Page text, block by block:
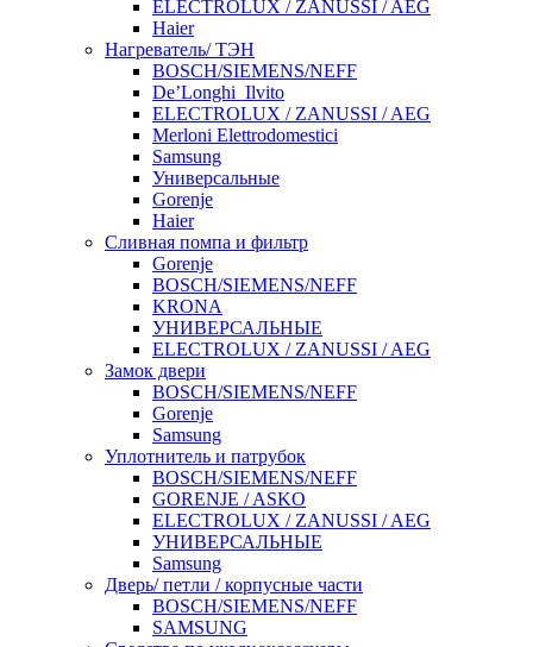
ELECTROLUX / ZANUSSI / AEG
Haier
Нагреватель/ ТЭН
BOSCH/SIEMENS/NEFF
De’Longhi_Ilvito
ELECTROLUX / ZANUSSI / AEG
Merloni Elettrodomestici
Samsung
Универсальные
Gorenje
Haier
Сливная помпа и фильтр
Gorenje
BOSCH/SIEMENS/NEFF
KRONA
УНИВЕРСАЛЬНЫЕ
ELECTROLUX / ZANUSSI / AEG
Замок двери
BOSCH/SIEMENS/NEFF
Gorenje
Samsung
Уплотнитель и патрубок
BOSCH/SIEMENS/NEFF
GORENJE / ASKO
ELECTROLUX / ZANUSSI / AEG
УНИВЕРСАЛЬНЫЕ
Samsung
Дверь/ петли / корпусные части
BOSCH/SIEMENS/NEFF
SAMSUNG